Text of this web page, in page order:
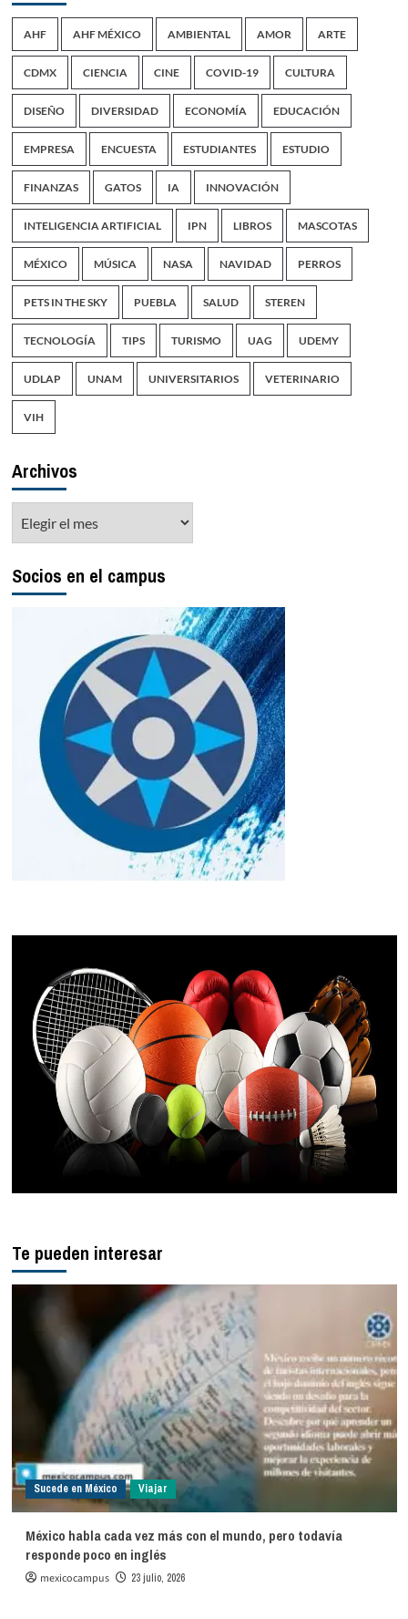
AHF AHF MÉXICO AMBIENTAL AMOR ARTE
CDMX CIENCIA CINE COVID-19 CULTURA
DISEÑO DIVERSIDAD ECONOMÍA EDUCACIÓN
EMPRESA ENCUESTA ESTUDIANTES ESTUDIO
FINANZAS GATOS IA INNOVACIÓN
INTELIGENCIA ARTIFICIAL IPN LIBROS MASCOTAS
MÉXICO MÚSICA NASA NAVIDAD PERROS
PETS IN THE SKY PUEBLA SALUD STEREN
TECNOLOGÍA TIPS TURISMO UAG UDEMY
UDLAP UNAM UNIVERSITARIOS VETERINARIO
VIH
Archivos
Socios en el campus
Te pueden interesar
Sucede en México Viajar
México habla cada vez más con el mundo, pero todavía
responde poco en inglés
mexicocampus 23 julio, 2026